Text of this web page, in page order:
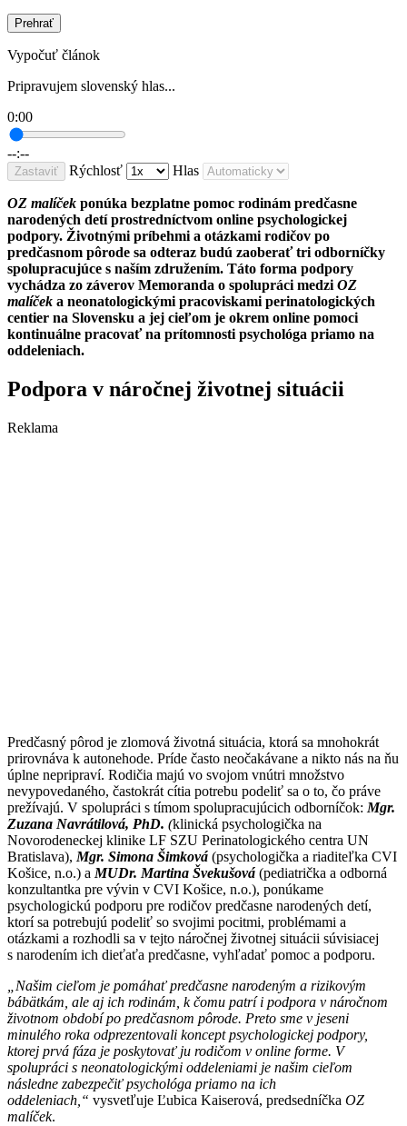
Prehrať
Vypočuť článok
Pripravujem slovenský hlas...
0:00
--:--
Zastaviť Rýchlosť Hlas
OZ malíček ponúka bezplatne pomoc rodinám predčasne
narodených detí prostredníctvom online psychologickej
podpory. Životnými príbehmi a otázkami rodičov po
predčasnom pôrode sa odteraz budú zaoberať tri odborníčky
spolupracujúce s naším združením. Táto forma podpory
vychádza zo záverov Memoranda o spolupráci medziOZ
malíček a neonatologickými pracoviskami perinatologických
centier na Slovensku a jej cieľom je okrem online pomoci
kontinuálne pracovať na prítomnosti psychológa priamo na
oddeleniach.
Podpora v náročnej životnej situácii
Reklama
Predčasný pôrod je zlomová životná situácia, ktorá sa mnohokrát
prirovnáva k autonehode. Príde často neočakávane a nikto nás na ňu
úplne nepripraví. Rodičia majú vo svojom vnútri množstvo
nevypovedaného, častokrát cítia potrebu podeliť sa o to, čo práve
prežívajú. V spolupráci s tímom spolupracujúcich odborníčok: Mgr.
Zuzana Navrátilová, PhD. (klinická psychologička na
Novorodeneckej klinike LF SZU Perinatologického centra UN
Bratislava), Mgr. Simona Šimková (psychologička a riaditeľka CVI
Košice, n.o.) a MUDr. Martina Švekušová (pediatrička a odborná
konzultantka pre vývin v CVI Košice, n.o.), ponúkame
psychologickú podporu pre rodičov predčasne narodených detí,
ktorí sa potrebujú podeliť so svojimi pocitmi, problémami a
otázkami a rozhodli sa v tejto náročnej životnej situácii súvisiacej
s narodením ich dieťaťa predčasne, vyhľadať pomoc a podporu.
„Našim cieľom je pomáhať predčasne narodeným a rizikovým
bábätkám, ale aj ich rodinám, k čomu patrí i podpora v náročnom
životnom období po predčasnom pôrode. Preto sme v jeseni
minulého roka odprezentovali koncept psychologickej podpory,
ktorej prvá fáza je poskytovať ju rodičom v online forme. V
spolupráci s neonatologickými oddeleniami je našim cieľom
následne zabezpečiť psychológa priamo na ich
oddeleniach,“ vysvetľuje Ľubica Kaiserová, predsedníčka OZ
malíček.